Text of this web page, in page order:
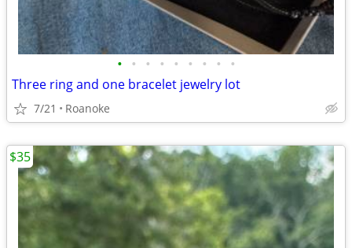
• • • • • • • • •
Three ring and one bracelet jewelry lot
7/21 Roanoke
$35